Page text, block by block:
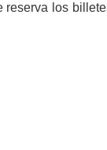
reserva los